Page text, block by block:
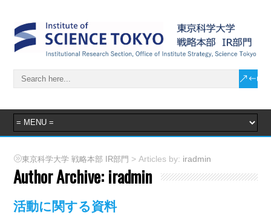
東京科学大学 戦略本部 IR部門 > Articles by: iradmin
Author Archive: iradmin
活動に関する資料